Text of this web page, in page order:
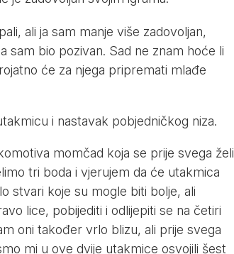
ali ja sam manje više zadovoljan,
sam bio pozivan. Sad ne znam hoće li
će za njega pripremati mlađe
i nastavak pobjedničkog niza.
momčad koja se prije svega želi
tri boda i vjerujem da će utakmica
stvari koje su mogle biti bolje, ali
lice, pobijediti i odlijepiti se na četiri
oni također vrlo blizu, ali prije svega
mi u ove dvije utakmice osvojili šest